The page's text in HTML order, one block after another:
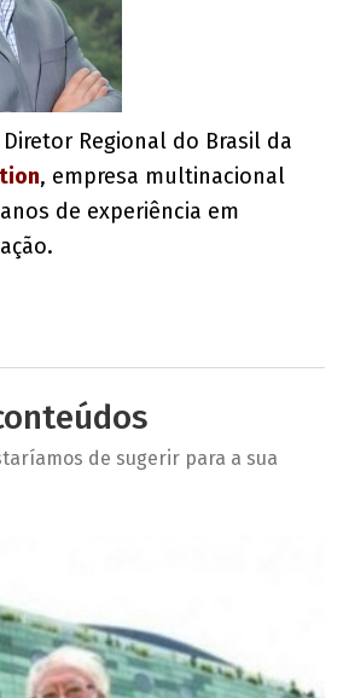
Regional do Brasil da
, empresa multinacional
de experiência em
de sugerir para a sua